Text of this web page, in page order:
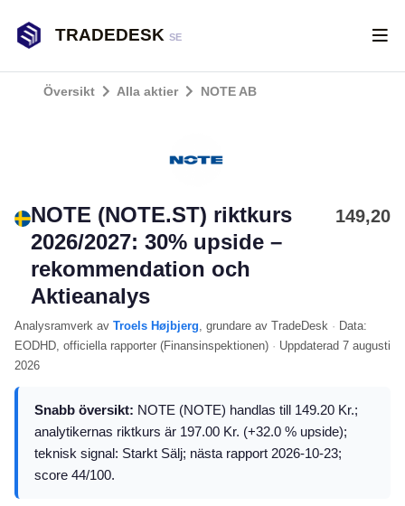
TRADEDESK SE
Översikt Alla aktier NOTE AB
NOTE (NOTE.ST) riktkurs
2026/2027: 30% upside –
rekommendation och
Aktieanalys
149,20
Analysramverk av Troels Højbjerg, grundare av TradeDesk · Data:
EODHD, officiella rapporter (Finansinspektionen) · Uppdaterad 7 augusti
2026
Snabb översikt: NOTE (NOTE) handlas till 149.20 Kr.;
analytikernas riktkurs är 197.00 Kr. (+32.0 % upside);
teknisk signal: Starkt Sälj; nästa rapport 2026-10-23;
score 44/100.